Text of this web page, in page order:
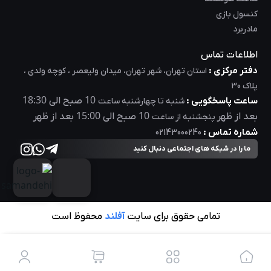
کنسول بازی
مادربرد
اطلاعات تماس
دفتر مرکزی : استان تهران، شهر تهران، میدان ولیعصر ، کوچه ولدی ،
پلاک 30
ساعت پاسخگویی : شنبه تا چهارشنبه ساعت 10 صبح الی18:30
بعد از ظهر پنجشنبه از ساعت 10 صبح الی15:00 بعد از ظهر
شماره تماس : 02143000240
ما را در شبکه های اجتماعی دنبال کنید
تمامی حقوق برای سایتآفلند محفوظ است